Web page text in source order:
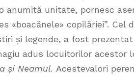
anumită unitate, pornesc
«boacănele» copilăriei”. Cel
și legende, a fost
adus locuitorilor acestor
și Neamul. Acestevalori